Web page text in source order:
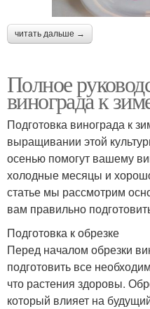
читать дальше →
Полное
винограда к
Подготовка винограда к
выращивании этой
осенью помогут вашему
холодные месяцы и
статье мы рассмотрим
вам правильно
Подготовка к обрезке
Перед началом обрезки
подготовить все
что растения здоровы.
который влияет на